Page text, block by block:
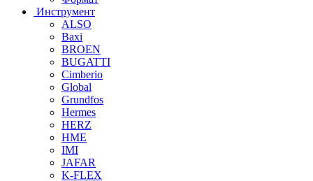
Инструмент
ALSO
Baxi
BROEN
BUGATTI
Cimberio
Global
Grundfos
Hermes
HERZ
HME
IMI
JAFAR
K-FLEX